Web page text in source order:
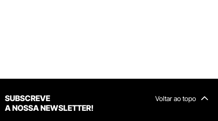
Voltar ao topo
SUBSCREVE
A NOSSA NEWSLETTER!